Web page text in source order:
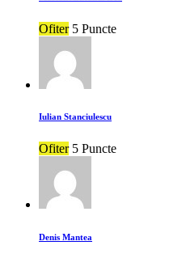
Ofiter 5 Puncte
Iulian Stanciulescu
Ofiter 5 Puncte
Denis Mantea